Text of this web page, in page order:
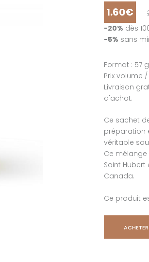
1.60€
-20% dès
-5% sans
Format : 57 g
Prix volume
Livraison
d'achat.
Ce sachet
préparation
véritable
Ce mélange
Saint
Canada.
Ce produit